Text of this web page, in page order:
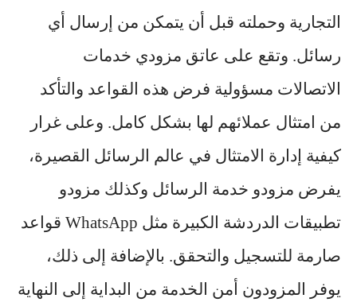
التجارية وحملته قبل أن يتمكن من إرسال أي
رسائل. وتقع على عاتق مزودي خدمات
الاتصالات مسؤولية فرض هذه القواعد والتأكد
من امتثال عملائهم لها بشكل كامل. وعلى غرار
كيفية إدارة الامتثال في عالم الرسائل القصيرة،
يفرض مزودو خدمة الرسائل وكذلك مزودو
تطبيقات الدردشة الكبيرة مثل WhatsApp قواعد
صارمة للتسجيل والتحقق. بالإضافة إلى ذلك،
يوفر المزودون أمن الخدمة من البداية إلى النهاية